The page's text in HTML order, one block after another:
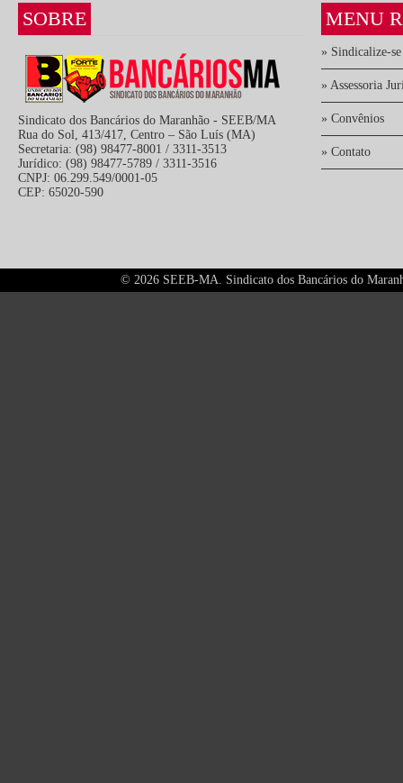
SOBRE
Sindicato dos Bancários do Maranhão - SEEB/MA
Rua do Sol, 413/417, Centro – São Luís (MA)
Secretaria: (98) 98477-8001 / 3311-3513
Jurídico: (98) 98477-5789 / 3311-3516
CNPJ: 06.299.549/0001-05
CEP: 65020-590
MENU
» Sindicalize-se
» Assessoria
» Convênios
» Contato
© 2026 SEEB-MA. Sindicato dos Bancários do